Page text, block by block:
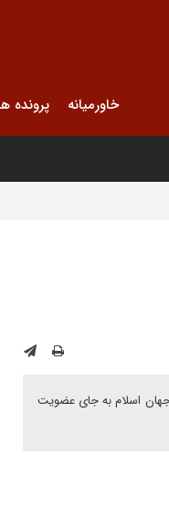
خاورمیانه پرونده
جهان اسلام به جای عضویت